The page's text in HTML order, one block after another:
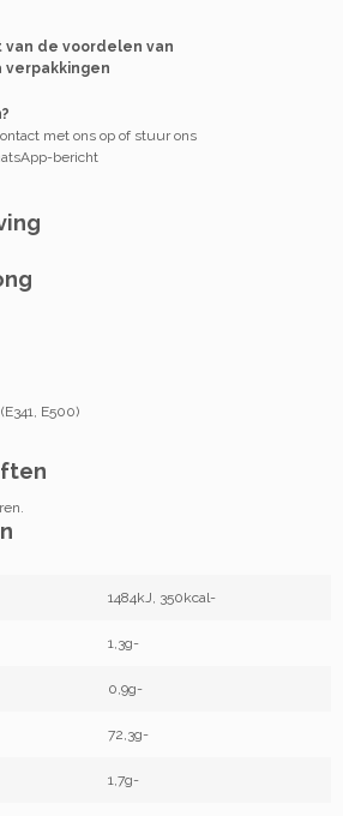
van de voordelen van
verpakkingen
met ons op of stuur ons
bericht
E500)
1484kJ, 350kcal-
1,3g-
0,9g-
72,3g-
1,7g-